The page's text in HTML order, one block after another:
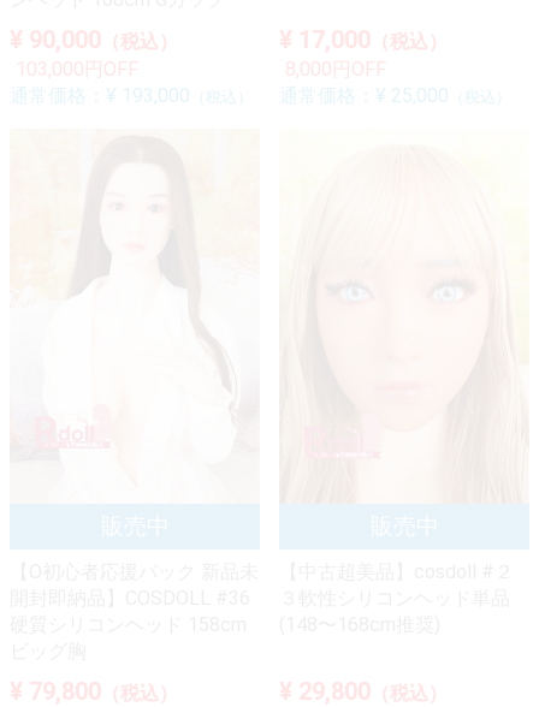
¥ 90,000 （税込）
103,000円OFF
通常価格： ¥ 193,000 （税込）
¥ 17,000 （税込）
8,000円OFF
通常価格： ¥ 25,000 （税込）
¥ 79,800 （税込）
¥ 29,800 （税込）